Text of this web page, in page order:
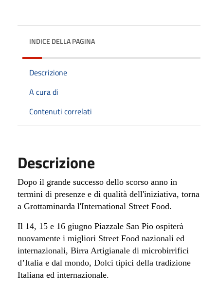
INDICE DELLA PAGINA
Descrizione
A cura di
Contenuti correlati
Descrizione
Dopo il grande successo dello scorso anno in
termini di presenze e di qualità dell'iniziativa, torna
a Grottaminarda l'International Street Food.
Il 14, 15 e 16 giugno Piazzale San Pio ospiterà
nuovamente i migliori Street Food nazionali ed
internazionali, Birra Artigianale di microbirrifici
d’Italia e dal mondo, Dolci tipici della tradizione
Italiana ed internazionale.